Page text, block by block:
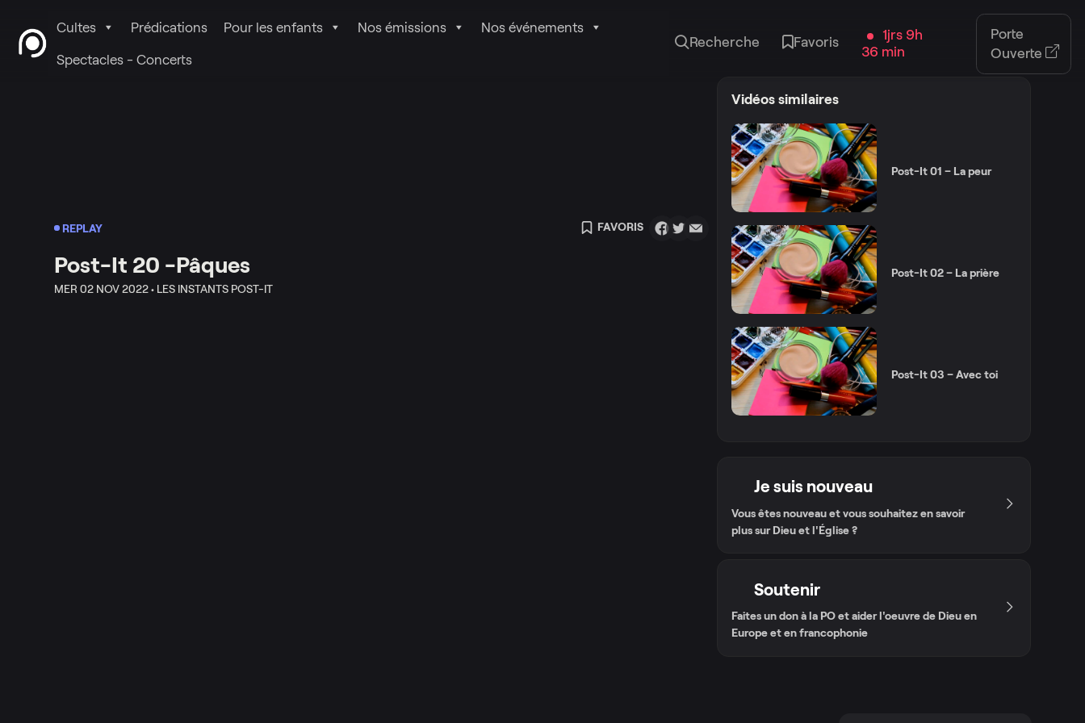
Cultes Prédications Pour les enfants Nos émissions Nos événements
Spectacles - Concerts
Recherche Favoris
1jrs 9h
36 min
Porte
Ouverte
REPLAY FAVORIS
Post-It 20 -Pâques
MER 02 NOV 2022 • LES INSTANTS POST-IT
Vidéos similaires
Post-It 01 – La peur
Post-It 02 – La prière
Post-It 03 – Avec toi
Je suis nouveau
Vous êtes nouveau et vous souhaitez en savoir
plus sur Dieu et l'Église ?
Soutenir
Faites un don à la PO et aider l'oeuvre de Dieu en
Europe et en francophonie